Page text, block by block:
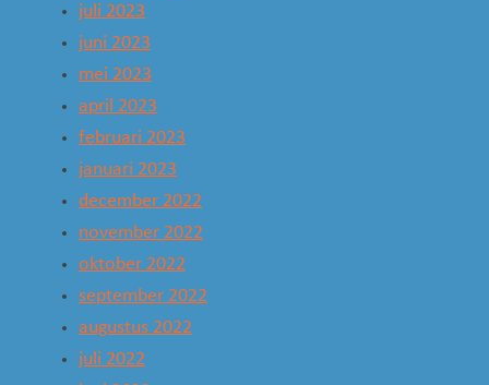
juli 2023
juni 2023
mei 2023
april 2023
februari 2023
januari 2023
december 2022
november 2022
oktober 2022
september 2022
augustus 2022
juli 2022